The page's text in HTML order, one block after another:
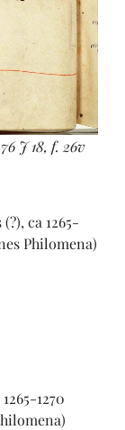
J 18, f. 26v
ca 1265-
Philomena)
1270